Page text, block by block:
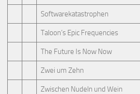
Softwarekatastrophen
Taloon’s Epic Frequencies
The Future Is Now Now
Zwei um Zehn
Zwischen Nudeln und Wein